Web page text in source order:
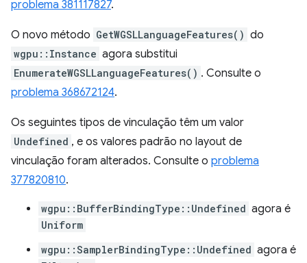
problema 381117827.
O novo método GetWGSLLanguageFeatures() do
wgpu::Instance agora substitui
EnumerateWGSLLanguageFeatures() . Consulte o
problema 368672124.
Os seguintes tipos de vinculação têm um valor
Undefined , e os valores padrão no layout de
vinculação foram alterados. Consulte o problema
377820810.
wgpu::BufferBindingType::Undefined agora é
Uniform
wgpu::SamplerBindingType::Undefined agora é